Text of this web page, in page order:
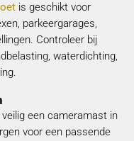
is geschikt voor
parkeergarages,
Controleer bij
waterdichting,
een cameramast in
voor een passende